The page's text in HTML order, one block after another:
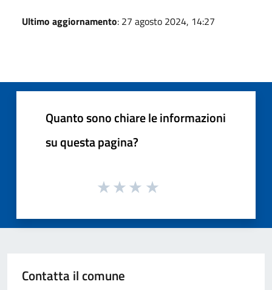
Ultimo aggiornamento: 27 agosto 2024, 14:27
Quanto sono chiare le informazioni
su questa pagina?
Contatta il comune